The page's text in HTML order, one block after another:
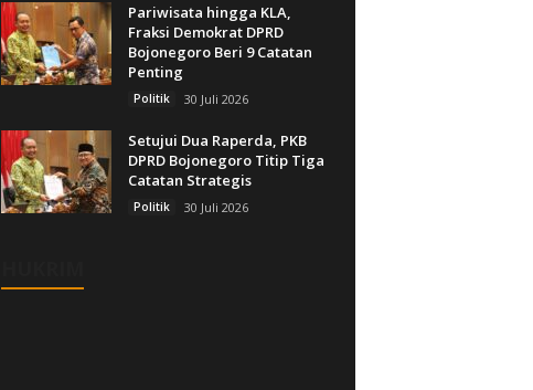
Pariwisata hingga KLA,
Fraksi Demokrat DPRD
Bojonegoro Beri 9 Catatan
Penting
Politik 30 Juli 2026
Setujui Dua Raperda, PKB
DPRD Bojonegoro Titip Tiga
Catatan Strategis
Politik 30 Juli 2026